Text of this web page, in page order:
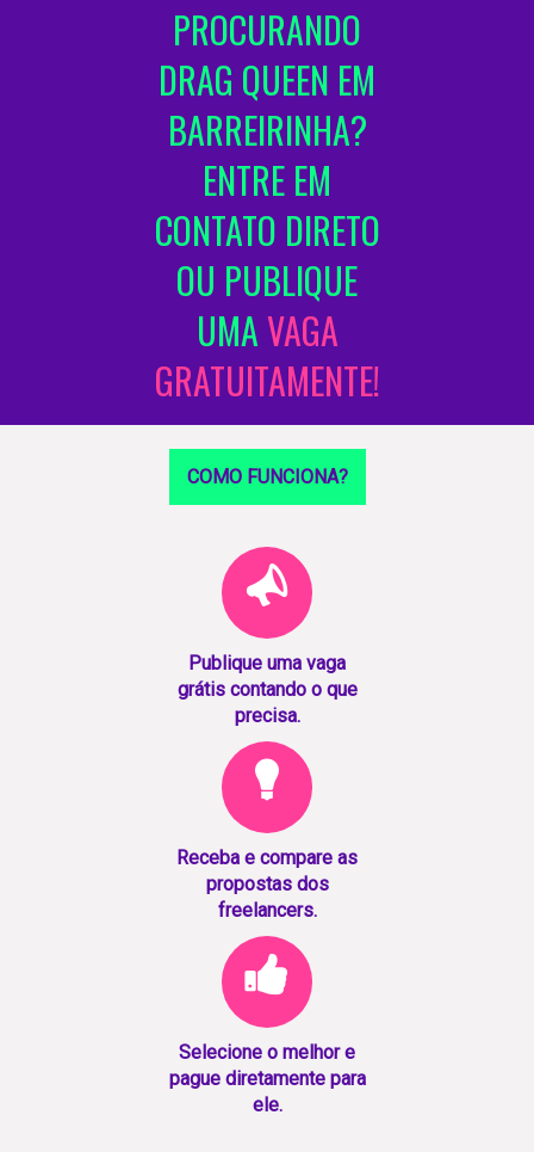
PROCURANDO
DRAG QUEEN EM
BARREIRINHA?
ENTRE EM
CONTATO DIRETO
OU PUBLIQUE
UMAVAGA
GRATUITAMENTE!
COMO FUNCIONA?
Publique uma vaga
grátis contando o que
precisa.
Receba e compare as
propostas dos
freelancers.
Selecione o melhor e
pague diretamente para
ele.